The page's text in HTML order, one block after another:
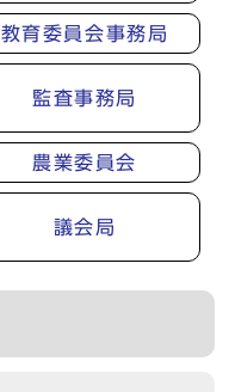
教育委員会事務局
監査事務局
農業委員会
議会局